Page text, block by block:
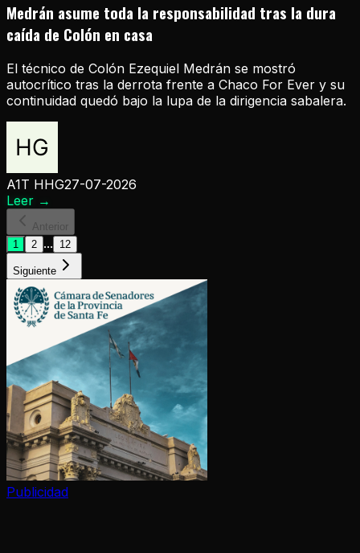
Medrán asume toda la responsabilidad tras la dura
caída de Colón en casa
El técnico de Colón Ezequiel Medrán se mostró
autocrítico tras la derrota frente a Chaco For Ever y su
continuidad quedó bajo la lupa de la dirigencia sabalera.
A1T HHG27-07-2026
Leer →
Anterior
1
2 ... 12
Siguiente
Publicidad